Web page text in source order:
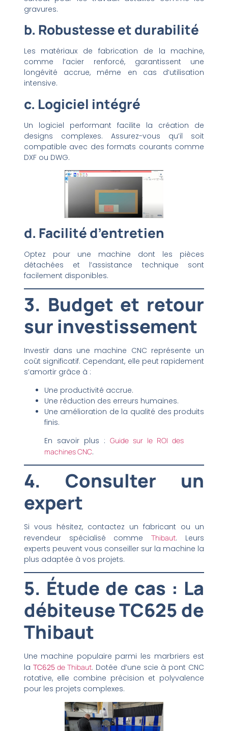
gravures.
b. Robustesse et durabilité
Les matériaux de fabrication de la machine,
comme l’acier renforcé, garantissent une
longévité accrue, même en cas d’utilisation
intensive.
c. Logiciel intégré
Un logiciel performant facilite la création de
designs complexes. Assurez-vous qu’il soit
compatible avec des formats courants comme
DXF ou DWG.
d. Facilité d’entretien
Optez pour une machine dont les pièces
détachées et l’assistance technique sont
facilement disponibles.
3. Budget et retour
sur investissement
Investir dans une machine CNC représente un
coût significatif. Cependant, elle peut rapidement
s’amortir grâce à :
Une productivité accrue.
Une réduction des erreurs humaines.
Une amélioration de la qualité des produits
finis.
En savoir plus : Guide sur le ROI des
machines CNC.
4. Consulter un
expert
Si vous hésitez, contactez un fabricant ou un
revendeur spécialisé commeThibaut. Leurs
experts peuvent vous conseiller sur la machine la
plus adaptée à vos projets.
5. Étude de cas : La
débiteuse TC625 de
Thibaut
Une machine populaire parmi les marbriers est
la TC625de Thibaut. Dotée d’une scie à pont CNC
rotative, elle combine précision et polyvalence
pour les projets complexes.